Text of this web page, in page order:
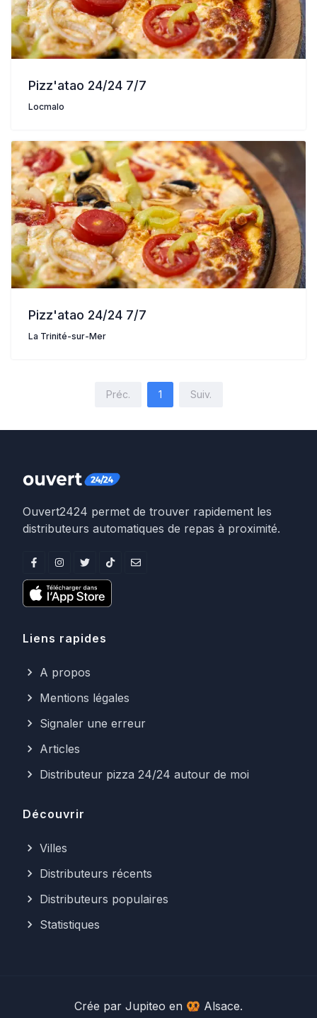
Pizz'atao 24/24 7/7
Locmalo
Pizz'atao 24/24 7/7
La Trinité-sur-Mer
Préc. 1 Suiv.
Ouvert2424 permet de trouver rapidement les
distributeurs automatiques de repas à proximité.
Liens rapides
A propos
Mentions légales
Signaler une erreur
Articles
Distributeur pizza 24/24 autour de moi
Découvrir
Villes
Distributeurs récents
Distributeurs populaires
Statistiques
Crée par Jupiteo en 🥨 Alsace.